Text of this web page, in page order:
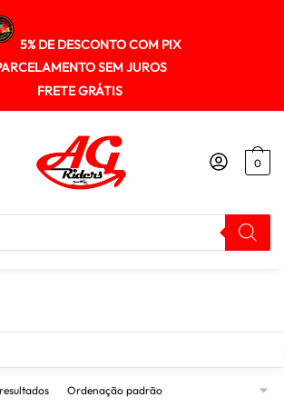
5% DE DESCONTO COM PIX
SEM JUROS
FRETE GRÁTIS
0
com a tag “LS2”